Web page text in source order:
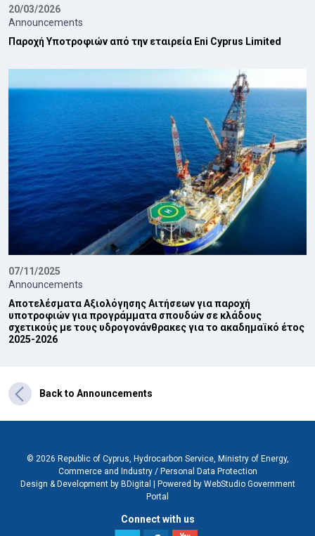
20/03/2026
Announcements
Παροχή Υποτροφιών από την εταιρεία Eni Cyprus Limited
07/11/2025
Announcements
Αποτελέσματα Αξιολόγησης Αιτήσεων για παροχή
υποτροφιών για προγράμματα σπουδών σε κλάδους
σχετικούς με τους υδρογονάνθρακες για το ακαδημαϊκό έτος
2025-2026
Back to Announcements
© 2026 Republic of Cyprus, Hydrocarbon Service, Ministry of Energy,
Commerce and Industry / Personal Data Protection
Design & Development by BDigital
Powered by WebStudio Government
Portal
Connect with us